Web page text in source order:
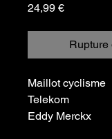
24,99 €Prix
Rupture
Maillot cyclisme
Telekom
Eddy Merckx